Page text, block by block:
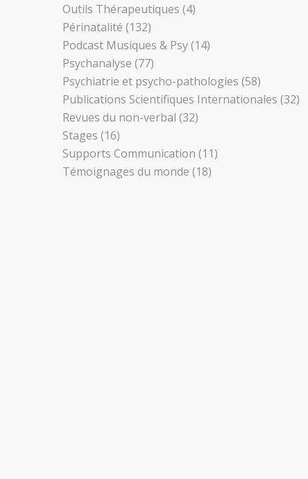
Outils Thérapeutiques (4)
Périnatalité (132)
Podcast Musiques & Psy(14)
Psychanalyse (77)
Psychiatrie et psycho-pathologies (58)
Publications Scientifiques Internationales (32)
Revues du non-verbal (32)
Stages (16)
Supports Communication (11)
Témoignages du monde (18)